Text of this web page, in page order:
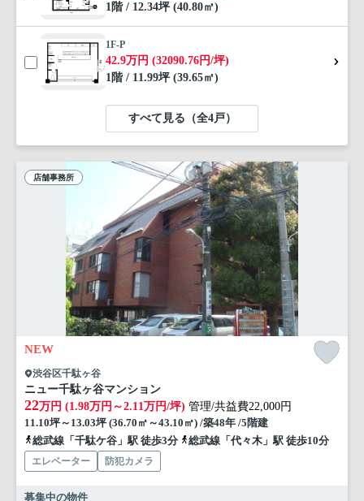
1階 / 12.34坪 (40.80㎡)
1F-P
42.9万円 (32090.76円/坪)
1階 / 11.99坪 (39.65㎡)
すべて見る（全4戸）
店舗事務所
NEW
渋谷区千駄ヶ谷
ニュー千駄ヶ谷マンション
22万円 (1.98万円～2.11万円/坪) 管理/共益費22,000円
11.10坪～13.03坪 (36.70㎡～43.10㎡) /築48年 /5階建
総武線「千駄ケ谷」駅 徒歩3分
総武線「代々木」駅 徒歩10分
エレベーター 防犯カメラ
募集中の物件